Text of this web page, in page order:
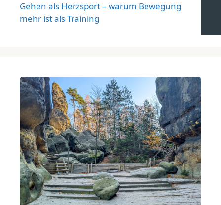
Gehen als Herzsport – warum Bewegung
mehr ist als Training